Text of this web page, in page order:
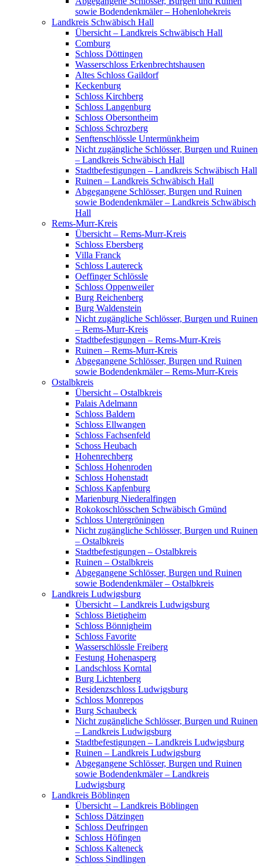
sowie Bodendenkmäler – Hohenlohekreis
Landkreis Schwäbisch Hall
Übersicht – Landkreis Schwäbisch Hall
Comburg
Schloss Döttingen
Wasserschloss Erkenbrechtshausen
Altes Schloss Gaildorf
Keckenburg
Schloss Kirchberg
Schloss Langenburg
Schloss Obersontheim
Schloss Schrozberg
Senftenschlössle Untermünkheim
Nicht zugängliche Schlösser, Burgen und Ruinen
– Landkreis Schwäbisch Hall
Stadtbefestigungen – Landkreis Schwäbisch Hall
Ruinen – Landkreis Schwäbisch Hall
Abgegangene Schlösser, Burgen und Ruinen
sowie Bodendenkmäler – Landkreis Schwäbisch
Hall
Rems-Murr-Kreis
Übersicht – Rems-Murr-Kreis
Schloss Ebersberg
Villa Franck
Schloss Lautereck
Oeffinger Schlössle
Schloss Oppenweiler
Burg Reichenberg
Burg Waldenstein
Nicht zugängliche Schlösser, Burgen und Ruinen
– Rems-Murr-Kreis
Stadtbefestigungen – Rems-Murr-Kreis
Ruinen – Rems-Murr-Kreis
Abgegangene Schlösser, Burgen und Ruinen
sowie Bodendenkmäler – Rems-Murr-Kreis
Ostalbkreis
Übersicht – Ostalbkreis
Palais Adelmann
Schloss Baldern
Schloss Ellwangen
Schloss Fachsenfeld
Schoss Heubach
Hohenrechberg
Schloss Hohenroden
Schloss Hohenstadt
Schloss Kapfenburg
Marienburg Niederalfingen
Rokokoschlösschen Schwäbisch Gmünd
Schloss Untergröningen
Nicht zugängliche Schlösser, Burgen und Ruinen
– Ostalbkreis
Stadtbefestigungen – Ostalbkreis
Ruinen – Ostalbkreis
Abgegangene Schlösser, Burgen und Ruinen
sowie Bodendenkmäler – Ostalbkreis
Landkreis Ludwigsburg
Übersicht – Landkreis Ludwigsburg
Schloss Bietigheim
Schloss Bönnigheim
Schloss Favorite
Wasserschlössle Freiberg
Festung Hohenasperg
Landschloss Korntal
Burg Lichtenberg
Residenzschloss Ludwigsburg
Schloss Monrepos
Burg Schaubeck
Nicht zugängliche Schlösser, Burgen und Ruinen
– Landkreis Ludwigsburg
Stadtbefestigungen – Landkreis Ludwigsburg
Ruinen – Landkreis Ludwigsburg
Abgegangene Schlösser, Burgen und Ruinen
sowie Bodendenkmäler – Landkreis
Ludwigsburg
Landkreis Böblingen
Übersicht – Landkreis Böblingen
Schloss Dätzingen
Schloss Deufringen
Schloss Höfingen
Schloss Kalteneck
Schloss Sindlingen